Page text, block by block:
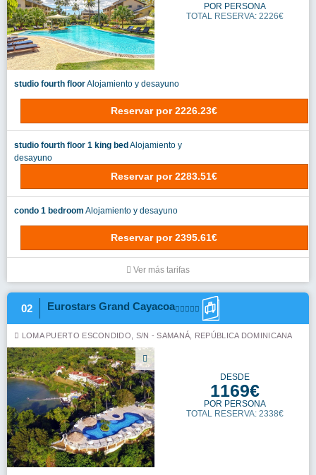
POR PERSONA
TOTAL RESERVA: 2226€
studio fourth floorAlojamiento y desayuno
Reservar por 2226.23€
studio fourth floor 1 king bed Alojamiento y
desayuno
Reservar por 2283.51€
condo 1 bedroom Alojamiento y desayuno
Reservar por 2395.61€
Ver más tarifas
02 Eurostars Grand Cayacoa
LOMA PUERTO ESCONDIDO, S/N - SAMANÁ, REPÚBLICA DOMINICANA
DESDE
1169€
POR PERSONA
TOTAL RESERVA: 2338€